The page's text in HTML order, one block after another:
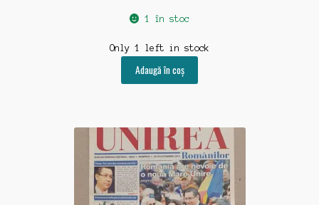
1 în stoc
Only 1 left in stock
Adaugă în coș